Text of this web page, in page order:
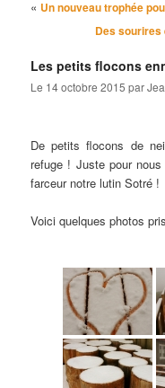
Navigation des articles
« Un nouveau trophée
Des sourires
Les petits flocons
Le 14 octobre 2015 par
De petits flocons de
refuge ! Juste pour
farceur notre lutin Sotré !
Voici quelques photos